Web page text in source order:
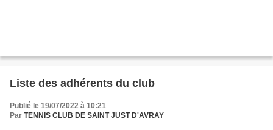
Liste des adhérents du club
Publié le 19/07/2022 à 10:21
Par TENNIS CLUB DE SAINT JUST D'AVRAY